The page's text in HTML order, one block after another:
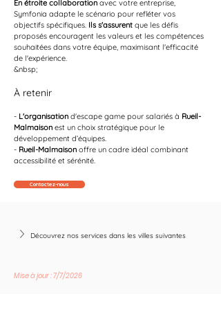
En étroite collaboration avec votre entreprise,
Symfonia adapte le scénario pour refléter vos
objectifs spécifiques. Ils s'assurent que les défis
proposés encouragent les valeurs et les compétences
souhaitées dans votre équipe, maximisant l'efficacité
de l'expérience.
&nbsp;
À retenir
- L'organisation d'escape game pour salariés à Rueil-
Malmaison est un choix stratégique pour le
développement d’équipes.
- Rueil-Malmaison offre un cadre idéal combinant
accessibilité et sérénité.
Contactez-nous
Découvrez nos services dans les villes suivantes
Mise à jour : 7/7/2026